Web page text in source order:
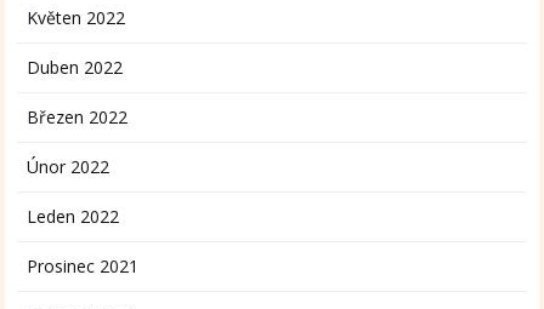
Květen 2022
Duben 2022
Březen 2022
Únor 2022
Leden 2022
Prosinec 2021